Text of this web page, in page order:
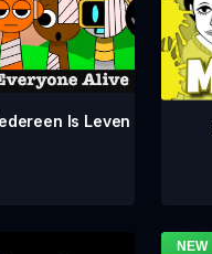
Is Leven